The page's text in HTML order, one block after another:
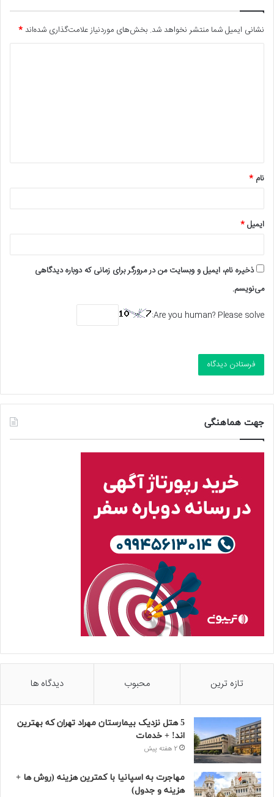
نشانی ایمیل شما منتشر نخواهد شد. بخش‌های موردنیاز علامت‌گذاری شده‌اند*
*
نام *
ایمیل*
ذخیره نام، ایمیل و وبسایت من در مرورگر برای زمانی که دوباره دیدگاهی
می‌نویسم.
Are you human? Please solve:
جهت هماهنگی
تازه ترین محبوب دیدگاه ها
5 هتل نزدیک بیمارستان مهراد تهران که بهترین‌
اند! + خدمات
2 هفته پیش
مهاجرت به اسپانیا با کمترین هزینه (روش ها +
هزینه و جدول)